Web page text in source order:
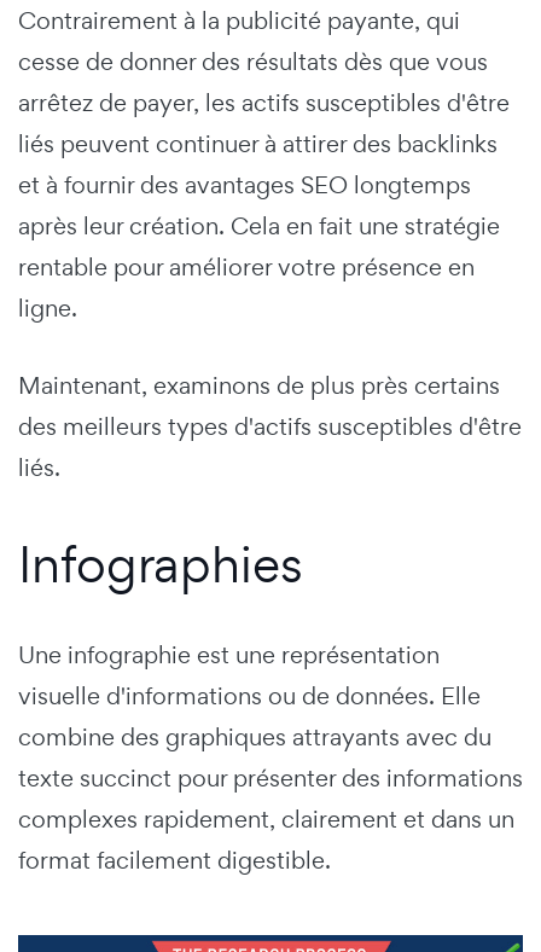
Contrairement à la publicité payante, qui
cesse de donner des résultats dès que vous
arrêtez de payer, les actifs susceptibles d'être
liés peuvent continuer à attirer des backlinks
et à fournir des avantages SEO longtemps
après leur création. Cela en fait une stratégie
rentable pour améliorer votre présence en
ligne.
Maintenant, examinons de plus près certains
des meilleurs types d'actifs susceptibles d'être
liés.
Infographies
Une infographie est une représentation
visuelle d'informations ou de données. Elle
combine des graphiques attrayants avec du
texte succinct pour présenter des informations
complexes rapidement, clairement et dans un
format facilement digestible.